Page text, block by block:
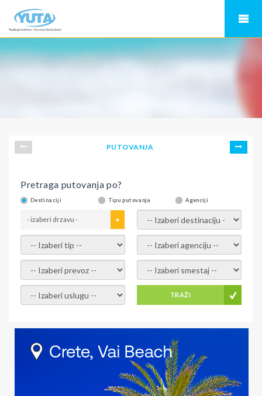
PUTOVANJA
Pretraga putovanja po?
Destinaciji Tipu putovanja Agenciji
- izaberi drzavu - - izaberi destinaciju -
- izaberi tip - - izaberi agenciju -
- izaberi prevoz - - Izaberite smestaj -
- Izaberite uslugu - TRAŽI